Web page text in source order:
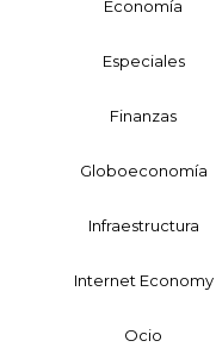
Economía
Especiales
Finanzas
Globoeconomía
Infraestructura
Internet Economy
Ocio